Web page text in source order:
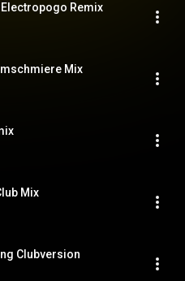
Electropogo Remix
Mix
Mix
Clubversion